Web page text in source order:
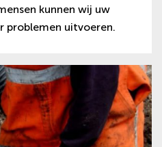
kunnen wij uw
problemen uitvoeren.